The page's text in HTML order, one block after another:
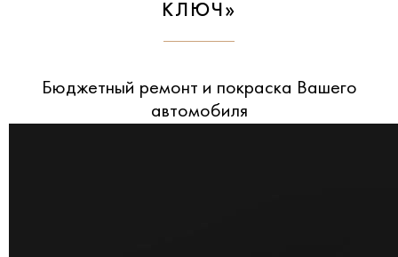
КЛЮЧ»
Бюджетный ремонт и покраска Вашего
автомобиля